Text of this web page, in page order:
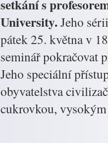
setkání s
University.Jeho
pátek 25. května v
seminář pokračovat
Jeho speciální
obyvatelstva
cukrovkou,